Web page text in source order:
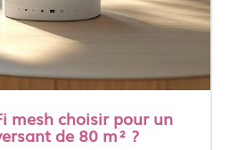
mesh choisir pour un
de 80 m² ?